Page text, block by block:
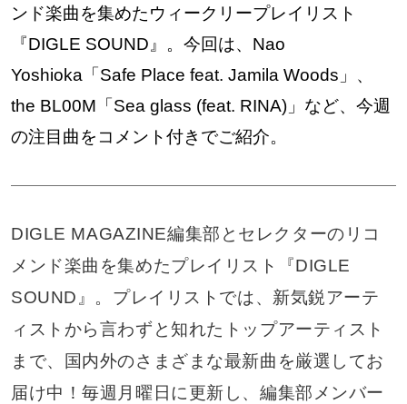
ンド楽曲を集めたウィークリープレイリスト
『DIGLE SOUND』。今回は、Nao
Yoshioka「Safe Place feat. Jamila Woods」、
the BL00M「Sea glass (feat. RINA)」など、今週
の注目曲をコメント付きでご紹介。
DIGLE MAGAZINE編集部とセレクターのリコ
メンド楽曲を集めたプレイリスト『DIGLE
SOUND』。プレイリストでは、新気鋭アーテ
ィストから言わずと知れたトップアーティスト
まで、国内外のさまざまな最新曲を厳選してお
届け中！毎週月曜日に更新し、編集部メンバー